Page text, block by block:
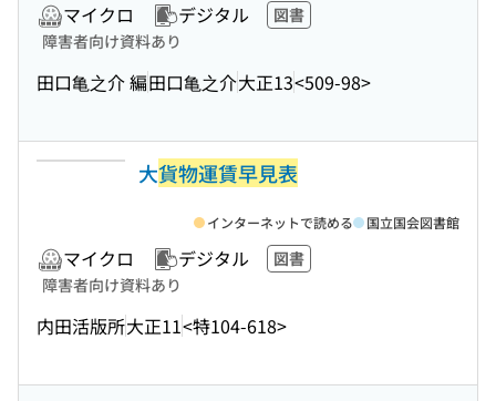
マイクロ デジタル
図書
障害者向け資料あり
田口亀之介 編田口亀之介大正13<509-98>
大貨物運賃早見表
マイクロ デジタル
図書
障害者向け資料あり
内田活版所大正11<特104-618>
インターネットで読める 国立国会図書館